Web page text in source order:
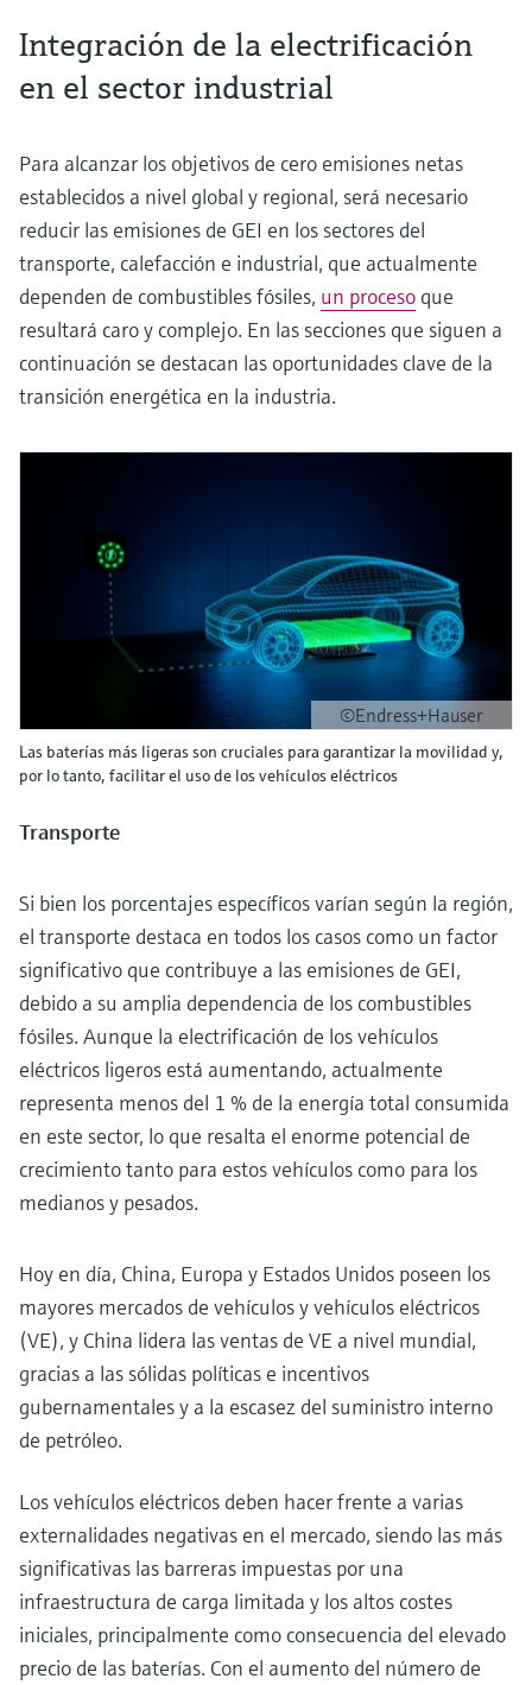
Integración de la electrificación
en el sector industrial
Para alcanzar los objetivos de cero emisiones netas
establecidos a nivel global y regional, será necesario
reducir las emisiones de GEI en los sectores del
transporte, calefacción e industrial, que actualmente
dependen de combustibles fósiles, un proceso que
resultará caro y complejo. En las secciones que siguen a
continuación se destacan las oportunidades clave de la
transición energética en la industria.
©Endress+Hauser
Las baterías más ligeras son cruciales para garantizar la movilidad y,
por lo tanto, facilitar el uso de los vehículos eléctricos
Transporte
Si bien los porcentajes específicos varían según la región,
el transporte destaca en todos los casos como un factor
significativo que contribuye a las emisiones de GEI,
debido a su amplia dependencia de los combustibles
fósiles. Aunque la electrificación de los vehículos
eléctricos ligeros está aumentando, actualmente
representa menos del 1 % de la energía total consumida
en este sector, lo que resalta el enorme potencial de
crecimiento tanto para estos vehículos como para los
medianos y pesados.
Hoy en día, China, Europa y Estados Unidos poseen los
mayores mercados de vehículos y vehículos eléctricos
(VE), y China lidera las ventas de VE a nivel mundial,
gracias a las sólidas políticas e incentivos
gubernamentales y a la escasez del suministro interno
de petróleo.
Los vehículos eléctricos deben hacer frente a varias
externalidades negativas en el mercado, siendo las más
significativas las barreras impuestas por una
infraestructura de carga limitada y los altos costes
iniciales, principalmente como consecuencia del elevado
precio de las baterías. Con el aumento del número de